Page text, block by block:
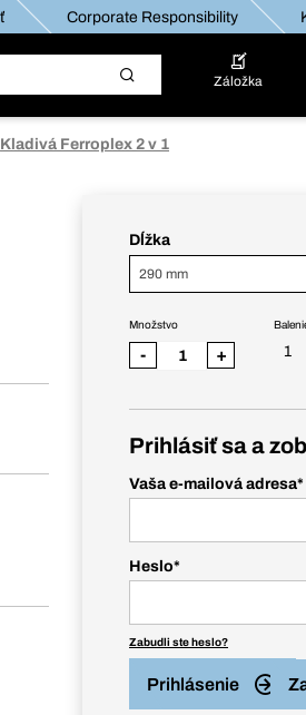
Corporate Responsibility
Záložka
Kladivá Ferroplex 2 v 1
Dĺžka
290 mm
1
Množstvo
- +
Prihlásiť sa a
Vaša e-mailová adresa*
Heslo*
Zabudli ste heslo?
Prihlásenie